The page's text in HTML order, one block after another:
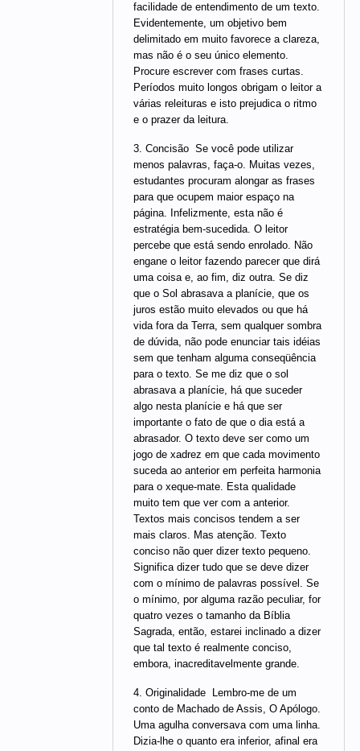
facilidade de entendimento de um texto.
Evidentemente, um objetivo bem
delimitado em muito favorece a clareza,
mas não é o seu único elemento.
Procure escrever com frases curtas.
Períodos muito longos obrigam o leitor a
várias releituras e isto prejudica o ritmo
e o prazer da leitura.
3. Concisão  Se você pode utilizar
menos palavras, faça-o. Muitas vezes,
estudantes procuram alongar as frases
para que ocupem maior espaço na
página. Infelizmente, esta não é
estratégia bem-sucedida. O leitor
percebe que está sendo enrolado. Não
engane o leitor fazendo parecer que dirá
uma coisa e, ao fim, diz outra. Se diz
que o Sol abrasava a planície, que os
juros estão muito elevados ou que há
vida fora da Terra, sem qualquer sombra
de dúvida, não pode enunciar tais idéias
sem que tenham alguma conseqüência
para o texto. Se me diz que o sol
abrasava a planície, há que suceder
algo nesta planície e há que ser
importante o fato de que o dia está a
abrasador. O texto deve ser como um
jogo de xadrez em que cada movimento
suceda ao anterior em perfeita harmonia
para o xeque-mate. Esta qualidade
muito tem que ver com a anterior.
Textos mais concisos tendem a ser
mais claros. Mas atenção. Texto
conciso não quer dizer texto pequeno.
Significa dizer tudo que se deve dizer
com o mínimo de palavras possível. Se
o mínimo, por alguma razão peculiar, for
quatro vezes o tamanho da Bíblia
Sagrada, então, estarei inclinado a dizer
que tal texto é realmente conciso,
embora, inacreditavelmente grande.
4. Originalidade  Lembro-me de um
conto de Machado de Assis, O Apólogo.
Uma agulha conversava com uma linha.
Dizia-lhe o quanto era inferior, afinal era